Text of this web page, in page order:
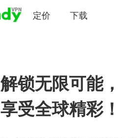
定价 下载
解锁无限可能，
享受全球精彩！